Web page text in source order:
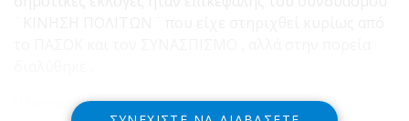
P.Doriadis .-